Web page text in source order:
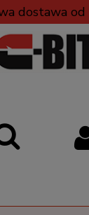
dostawa od